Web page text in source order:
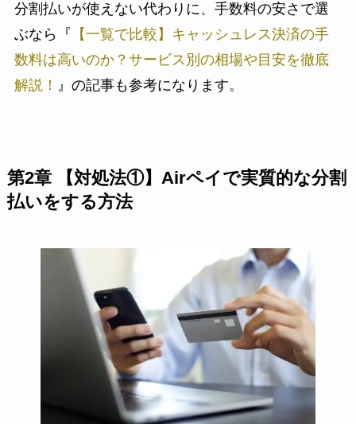
分割払いが使えない代わりに、手数料の安さで選
ぶなら『 【一覧で比較】キャッシュレス決済の手
数料は高いのか？サービス別の相場や目安を徹底
解説！ 』の記事も参考になります。
第2章 【対処法①】Airペイで実質的な分割
払いをする方法